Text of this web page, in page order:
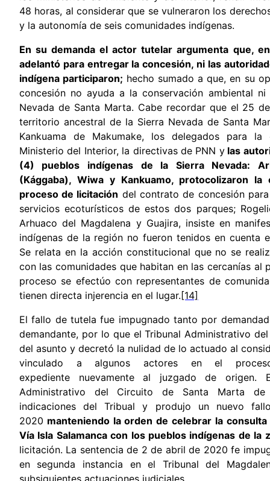
48 horas, al considerar que se vulneraron los
y la autonomía de seis comunidades indígenas.
En su demanda el actor tutelar argumenta que,
adelantó para entregar la concesión, ni las
indígena participaron; hecho sumado a que, en su
concesión no ayuda a la conservación ambiental
Nevada de Santa Marta. Cabe recordar que el 25
territorio ancestral de la Sierra Nevada de Santa
Kankuama de Makumake, los delegados para
Ministerio del Interior, la directivas de PNN ylas
(4) pueblos indígenas de la Sierra Nevada:
(Kággaba), Wiwa y Kankuamo, protocolizaron
proceso de licitación del contrato de concesión
servicios ecoturísticos de estos dos parques;
Arhuaco del Magdalena y Guajira, insiste en
indígenas de la región no fueron tenidos en cuenta
Se relata en la acción constitucional que no se
con las comunidades que habitan en las cercanías al
proceso se efectúo con representantes de
tienen directa injerencia en el lugar.[14]
El fallo de tutela fue impugnado tanto por
demandante, por lo que el Tribunal Administrativo
del asunto y decretó la nulidad de lo actuado al
vinculado a algunos actores en el
expediente nuevamente al juzgado de
Administrativo del Circuito de Santa Marta de
indicaciones del Tribual y produjo un nuevo
2020 manteniendo la orden de celebrar la
Vía Isla Salamanca con los pueblos indígenas de la
licitación. La sentencia de 2 de abril de 2020 fe
en segunda instancia en el Tribunal del
subsiguientes actuaciones judiciales.